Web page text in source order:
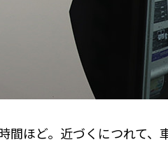
間ほど。近づくにつれて、